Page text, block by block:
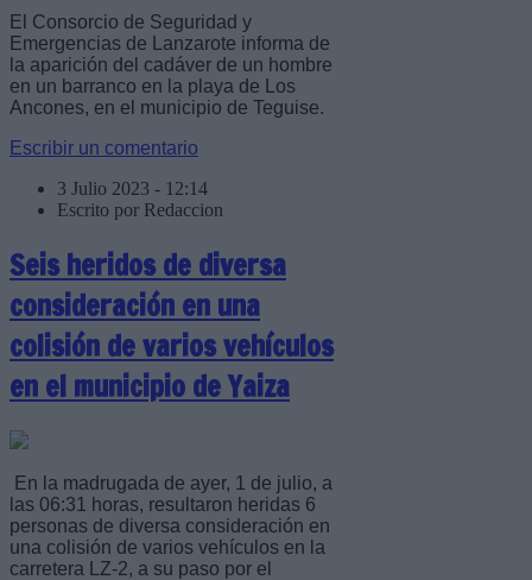
El Consorcio de Seguridad y
Emergencias de Lanzarote informa de
la aparición del cadáver de un hombre
en un barranco en la playa de Los
Ancones, en el municipio de Teguise.
Escribir un comentario
3 Julio 2023 - 12:14
Escrito por Redaccion
Seis heridos de diversa
consideración en una
colisión de varios vehículos
en el municipio de Yaiza
En la madrugada de ayer, 1 de julio, a
las 06:31 horas, resultaron heridas 6
personas de diversa consideración en
una colisión de varios vehículos en la
carretera LZ-2, a su paso por el